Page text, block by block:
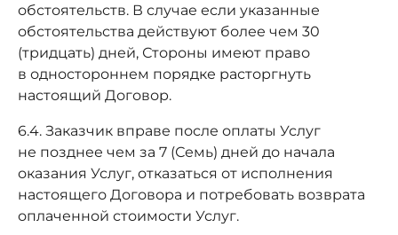
обстоятельств. В случае если указанные
обстоятельства действуют более чем 30
(тридцать) дней, Стороны имеют право
в одностороннем порядке расторгнуть
настоящий Договор.
6.4. Заказчик вправе после оплаты Услуг
не позднее чем за 7 (Семь) дней до начала
оказания Услуг, отказаться от исполнения
настоящего Договора и потребовать возврата
оплаченной стоимости Услуг.